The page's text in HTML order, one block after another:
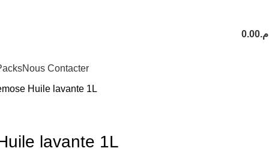
0.00
Nous Contacter
Huile lavante 1L
lavante 1L